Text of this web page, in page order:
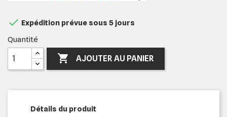
 Expédition prévue sous 5 jours
Quantité
 AJOUTER AU PANIER
Détails du produit